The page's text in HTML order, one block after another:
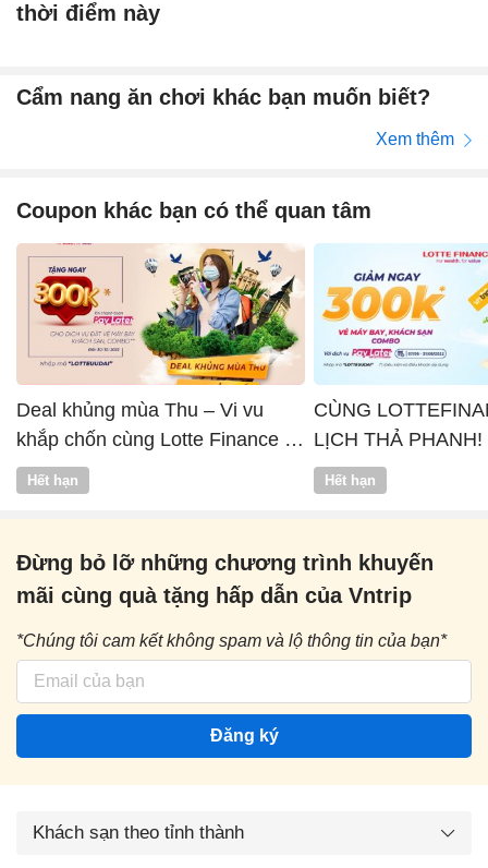
thời điểm này
Cẩm nang ăn chơi khác bạn muốn biết?
Xem thêm
Coupon khác bạn có thể quan tâm
Deal khủng mùa Thu – Vi vu
khắp chốn cùng Lotte Finance x
Vntrip
Hết hạn
CÙNG
LỊCH THẢ PHANH!
Hết hạn
Đừng bỏ lỡ những chương trình khuyến
mãi cùng quà tặng hấp dẫn của Vntrip
*Chúng tôi cam kết không spam và lộ thông tin của bạn*
Đăng ký
Khách sạn theo tỉnh thành